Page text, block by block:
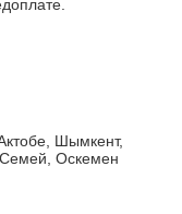
Шымкент,
Оскемен